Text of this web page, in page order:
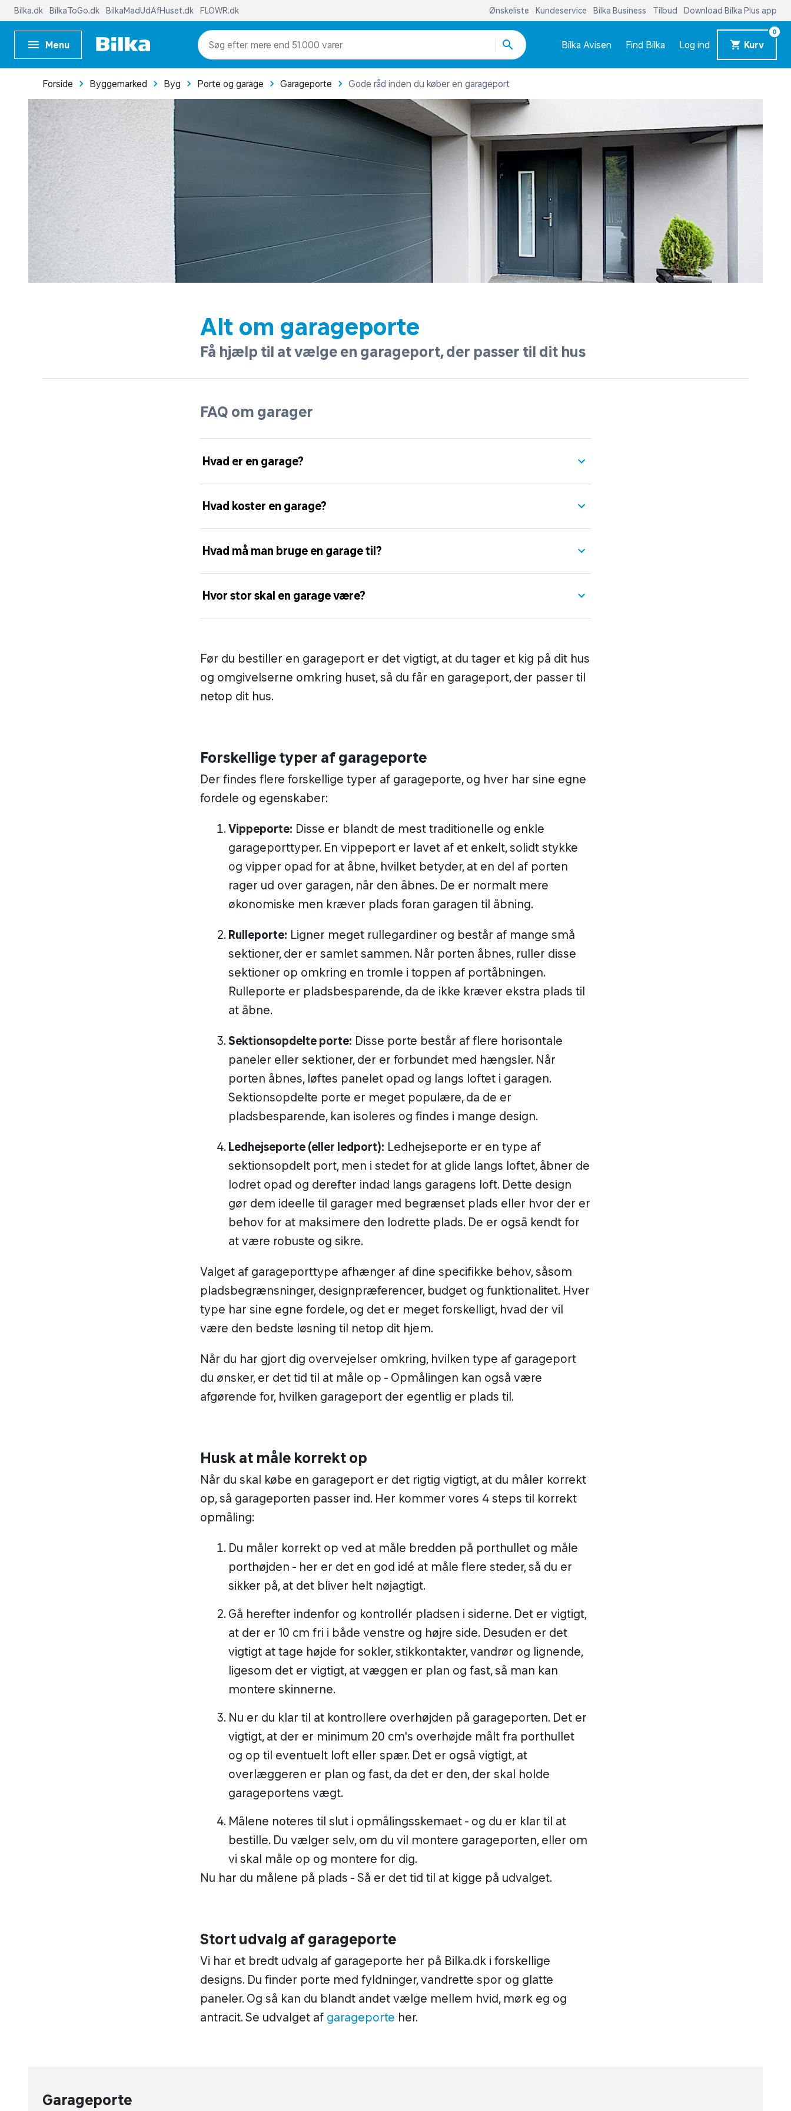
Bilka.dk BilkaToGo.dk BilkaMadUdAfHuset.dk FLOWR.dk Ønskeliste Kundeservice Bilka Business Tilbud Download Bilka Plus app
Menu mere end 51.000 varer Bilka Avisen Find Bilka Log ind Kurv
0
Forside Byggemarked Byg Porte og garage Garageporte Gode råd inden du køber en garageport
Alt om garageporte
Få hjælp til at vælge en garageport, der passer til dit hus
FAQ om garager
Hvad er en garage?
Hvad koster en garage?
Hvad må man bruge en garage til?
Hvor stor skal en garage være?
Før du bestiller en garageport er det vigtigt, at du tager et kig på dit hus
og omgivelserne omkring huset, så du får en garageport, der passer til
netop dit hus.
Forskellige typer af garageporte
Der findes flere forskellige typer af garageporte, og hver har sine egne
fordele og egenskaber:
Vippeporte: Disse er blandt de mest traditionelle og enkle
garageporttyper. En vippeport er lavet af et enkelt, solidt stykke
og vipper opad for at åbne, hvilket betyder, at en del af porten
rager ud over garagen, når den åbnes. De er normalt mere
økonomiske men kræver plads foran garagen til åbning.
Rulleporte: Ligner meget rullegardiner og består af mange små
sektioner, der er samlet sammen. Når porten åbnes, ruller disse
sektioner op omkring en tromle i toppen af portåbningen.
Rulleporte er pladsbesparende, da de ikke kræver ekstra plads til
at åbne.
Sektionsopdelte porte: Disse porte består af flere horisontale
paneler eller sektioner, der er forbundet med hængsler. Når
porten åbnes, løftes panelet opad og langs loftet i garagen.
Sektionsopdelte porte er meget populære, da de er
pladsbesparende, kan isoleres og findes i mange design.
Ledhejseporte (eller ledport): Ledhejseporte er en type af
sektionsopdelt port, men i stedet for at glide langs loftet, åbner de
lodret opad og derefter indad langs garagens loft. Dette design
gør dem ideelle til garager med begrænset plads eller hvor der er
behov for at maksimere den lodrette plads. De er også kendt for
at være robuste og sikre.
Valget af garageporttype afhænger af dine specifikke behov, såsom
pladsbegrænsninger, designpræferencer, budget og funktionalitet. Hver
type har sine egne fordele, og det er meget forskelligt, hvad der vil
være den bedste løsning til netop dit hjem.
Når du har gjort dig overvejelser omkring, hvilken type af garageport
du ønsker, er det tid til at måle op - Opmålingen kan også være
afgørende for, hvilken garageport der egentlig er plads til.
Husk at måle korrekt op
Når du skal købe en garageport er det rigtig vigtigt, at du måler korrekt
op, så garageporten passer ind. Her kommer vores 4 steps til korrekt
opmåling:
Du måler korrekt op ved at måle bredden på porthullet og måle
porthøjden - her er det en god idé at måle flere steder, så du er
sikker på, at det bliver helt nøjagtigt.
Gå herefter indenfor og kontrollér pladsen i siderne. Det er vigtigt,
at der er 10 cm fri i både venstre og højre side. Desuden er det
vigtigt at tage højde for sokler, stikkontakter, vandrør og lignende,
ligesom det er vigtigt, at væggen er plan og fast, så man kan
montere skinnerne.
Nu er du klar til at kontrollere overhøjden på garageporten. Det er
vigtigt, at der er minimum 20 cm's overhøjde målt fra porthullet
og op til eventuelt loft eller spær. Det er også vigtigt, at
overlæggeren er plan og fast, da det er den, der skal holde
garageportens vægt.
Målene noteres til slut i opmålingsskemaet - og du er klar til at
bestille. Du vælger selv, om du vil montere garageporten, eller om
vi skal måle op og montere for dig.
Nu har du målene på plads - Så er det tid til at kigge på udvalget.
Stort udvalg af garageporte
Vi har et bredt udvalg af garageporte her på Bilka.dk i forskellige
designs. Du finder porte med fyldninger, vandrette spor og glatte
paneler. Og så kan du blandt andet vælge mellem hvid, mørk eg og
antracit. Se udvalget af garageporte her.
Garageporte